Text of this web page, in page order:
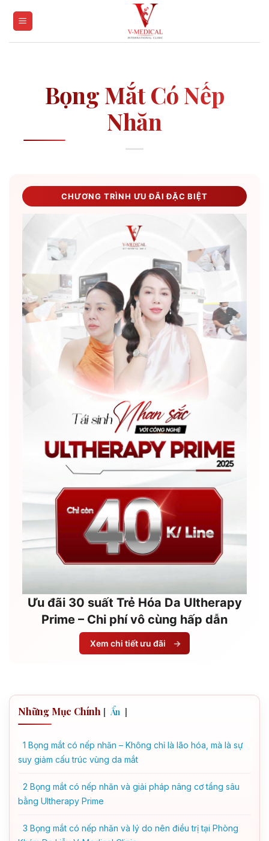
Bọng Mắt Có Nếp
Nhăn
CHƯƠNG TRÌNH ƯU ĐÃI ĐẶC BIỆT
Ưu đãi 30 suất Trẻ Hóa Da Ultherapy
Prime – Chi phí vô cùng hấp dẫn
Xem chi tiết ưu đãi →
Những Mục Chính [ Ẩn ]
1 Bọng mắt có nếp nhăn – Không chỉ là lão hóa, mà là sự
suy giảm cấu trúc vùng da mắt
2 Bọng mắt có nếp nhăn và giải pháp nâng cơ tầng sâu
bằng Ultherapy Prime
3 Bọng mắt có nếp nhăn và lý do nên điều trị tại Phòng